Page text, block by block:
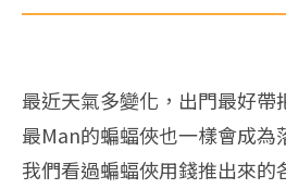
最近天氣多變化，出門最好帶
最Man的蝙蝠俠也一樣會成為
我們看過蝙蝠俠用錢推出來的